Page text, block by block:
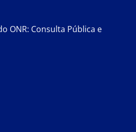
ONR: Consulta Pública e